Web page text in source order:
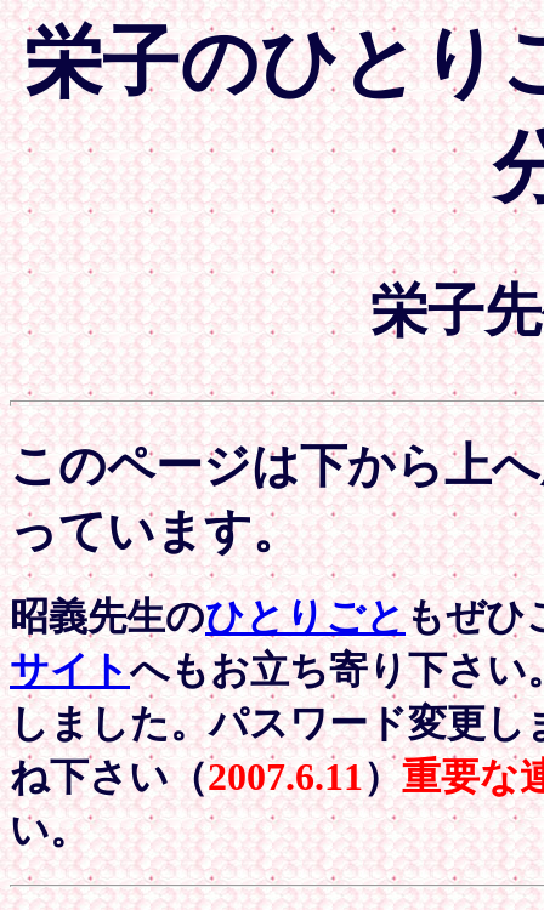
栄子のひとり
栄子
このページは下から上
っています。
昭義先生のひとりごともぜひ
サイトへもお立ち寄り下さい
しました。パスワード変更
ね下さい（2007.6.11）重要な
い。